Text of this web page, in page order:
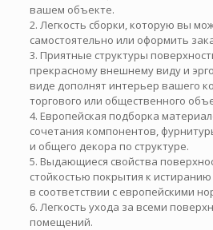
вашем объекте.
2. Легкость сборки, которую вы
самостоятельно или оформить
3. Приятные структуры
прекрасному внешнему виду и
виде дополнят интерьер вашего
торгового или общественного
4. Европейская подборка
сочетания компонентов,
и общего декора по структуре.
5. Выдающиеся свойства
стойкостью покрытия к
в соответствии с европейскими
6. Легкость ухода за всеми
помещений.